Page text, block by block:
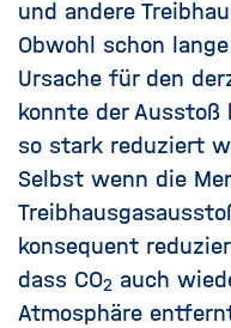
und andere
Obwohl schon
Ursache für den
konnte der
so stark reduziert
Selbst wenn die
konsequent
dass CO2 auch
Atmosphäre